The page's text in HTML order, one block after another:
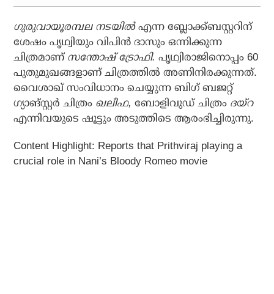
ഗുരുവായൂരമ്പല നടയില്‍എന്ന ബ്ലോക്ക്ബസ്റ്ററിന്
ശേഷം പൃഥ്വിയും വിപിന്‍ ദാസും ഒന്നിക്കുന്ന
ചിത്രമാണ് സന്തോഷ് ട്രോഫി. പൃഥ്വിരാജിനൊപ്പം 60
പുതുമുഖങ്ങളാണ് ചിത്രത്തില്‍ അണിനിരക്കുന്നത്.
വൈശാഖ് സംവിധാനം ചെയ്യുന്ന ബിഗ് ബജറ്റ്
ഗ്യാങ്സ്റ്റര്‍ ചിത്രം ഖലീഫ, ബോളിവുഡ് ചിത്രം ദയ്‌റ
എന്നിവയുടെ ഷൂട്ടും അടുത്തിടെ ആരംഭിച്ചിരുന്നു.
Content Highlight: Reports that Prithviraj playing a
crucial role in Nani’s Bloody Romeo movie